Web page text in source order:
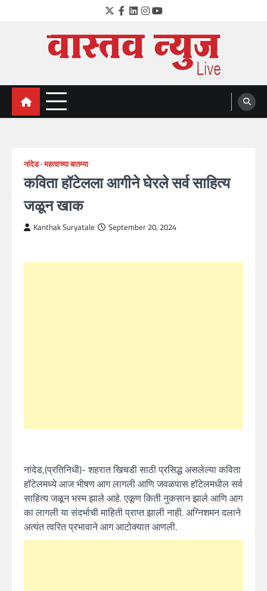
Twitter
Facebook
LinkedIn
Instagram
YouTube
VastavNEWSLive.com
a leading NEWS portal of Maharahstra
नांदेड महत्वाच्या बातम्या
कविता हॉटेलला आगीने घेरले सर्व साहित्य
जळून खाक
Kanthak Suryatale September 20, 2024
नांदेड,(प्रतिनिधी)- शहरात खिचडी साठी प्रसिद्ध असलेल्या कविता
हॉटेलमध्ये आज भीषण आग लागली आणि जवळपास हॉटेलमधील सर्व
साहित्य जळून भस्म झाले आहे. एकूण किती नुकसान झाले आणि आग
का लागली या संदर्भाची माहिती प्राप्त झाली नाही. अग्निशमन दलाने
अत्यंत त्वरित प्रभावाने आग आटोक्यात आणली.